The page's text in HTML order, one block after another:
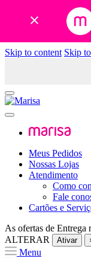
Skip to content Skip
Meus Pedidos
Nossas Lojas
Atendimento
Como
Fale
Cartões e
As ofertas de Entrega
ALTERAR
Ativar
Menu